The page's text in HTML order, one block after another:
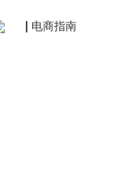
| 电商指南